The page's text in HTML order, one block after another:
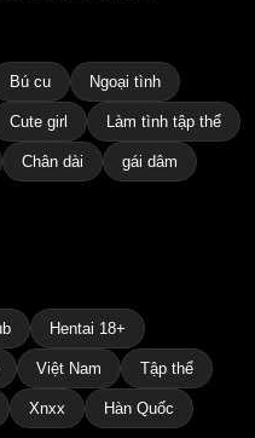
Bú cu Ngoại tình
Cute girl Làm tình tập thể
Chân dài gái dâm
Hentai 18+
Việt Nam Tập thể
Xnxx Hàn Quốc